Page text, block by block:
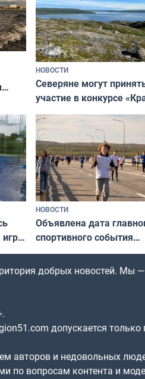
НОВОСТИ
Северяне могут
участие в конкурсе
северной границы:
по Печенгскому округу»
НОВОСТИ
Объявлена дата
спортивного события
Заполярья: как
фестиваль
добрых новостей. Мы
допускается
авторов и недовольных
по вопросам контента и